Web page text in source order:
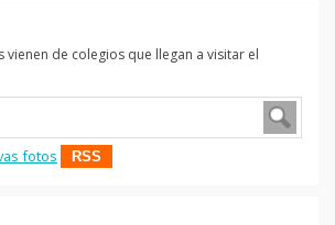
vienen de colegios que llegan a visitar el
fotos RSS